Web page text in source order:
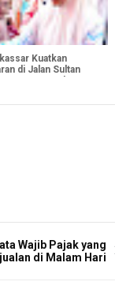
Kuatkan
di Jalan Sultan
Wajib Pajak yang
di Malam Hari